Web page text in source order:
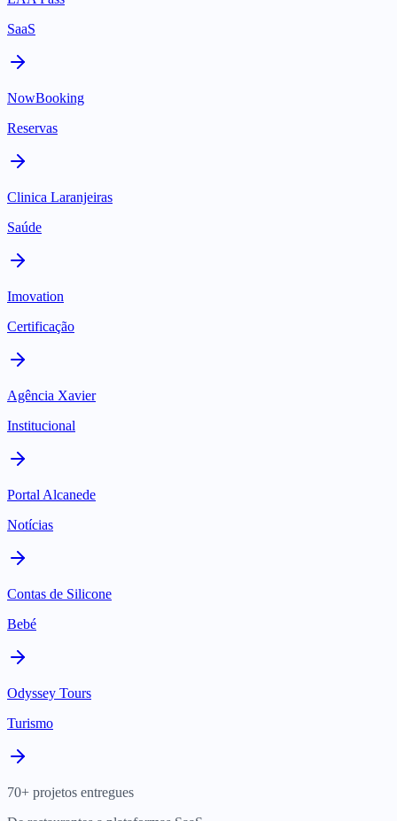
SaaS
NowBooking
Reservas
Clinica Laranjeiras
Saúde
Imovation
Certificação
Agência Xavier
Institucional
Portal Alcanede
Notícias
Contas de Silicone
Bebé
Odyssey Tours
Turismo
70+ projetos entregues